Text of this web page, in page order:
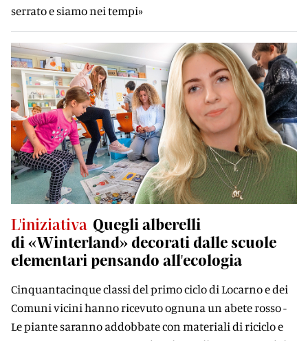
serrato e siamo nei tempi»
L'iniziativa Quegli alberelli
di «Winterland» decorati dalle scuole
elementari pensando all'ecologia
Cinquantacinque classi del primo ciclo di Locarno e dei
Comuni vicini hanno ricevuto ognuna un abete rosso -
Le piante saranno addobbate con materiali di riciclo e